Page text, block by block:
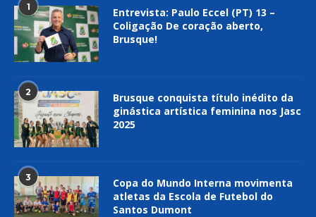
1
Entrevista: Paulo Eccel (PT) 13 –
Coligação De coração aberto,
Brusque!
2
Brusque conquista título inédito da
ginástica artística feminina nos Jasc
2025
3
Copa do Mundo Interna movimenta
atletas da Escola de Futebol do
Santos Dumont